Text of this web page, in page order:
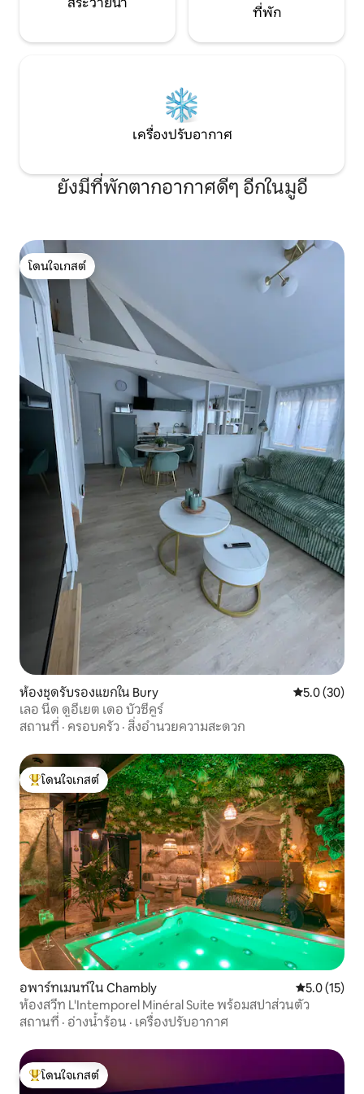
ที่พัก
เครื่องปรับอากาศ
ยังมีที่พักตากอากาศดีๆ อีกในมูอี
โดนใจเกสต์
โดนใจเกสต์
ห้องชุดรับรองแขกใน Bury คะแนนเฉลี่ย
5.0 (30)
เลอ นีด ดูอีเยต เดอ บัวซีคูร์
สถานที่ · ครอบครัว · สิ่งอำนวยความสะดวก
โดนใจเกสต์ที่สุด
โดนใจเกสต์
อพาร์ทเมนท์ใน Chambly คะแนนเฉลี่ย
5.0 (15)
ห้องสวีท L'Intemporel Minéral Suite พร้อมสปาส่วนตัว
สถานที่ · อ่างน้ำร้อน · เครื่องปรับอากาศ
โดนใจเกสต์ที่สุด
โดนใจเกสต์